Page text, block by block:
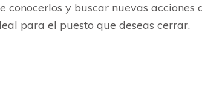
conocerlos y buscar nuevas acciones
para el puesto que deseas cerrar.